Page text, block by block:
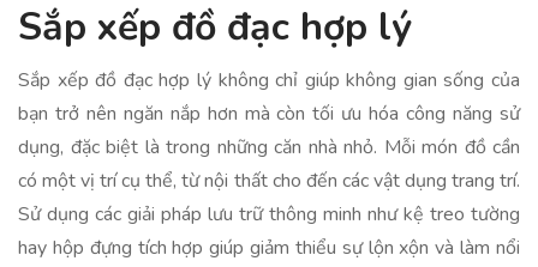
Sắp xếp đồ đạc hợp lý
Sắp xếp đồ đạc hợp lý không chỉ giúp không gian sống của
bạn trở nên ngăn nắp hơn mà còn tối ưu hóa công năng sử
dụng, đặc biệt là trong những căn nhà nhỏ. Mỗi món đồ cần
có một vị trí cụ thể, từ nội thất cho đến các vật dụng trang trí.
Sử dụng các giải pháp lưu trữ thông minh như kệ treo tường
hay hộp đựng tích hợp giúp giảm thiểu sự lộn xộn và làm nổi